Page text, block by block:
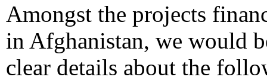
Amongst the projects
in Afghanistan, we would
clear details about the